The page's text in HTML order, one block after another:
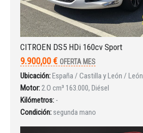
CITROEN DS5 HDi 160cv Sport
9.900,00 € OFERTA MES
Ubicación:España / Castilla y León / León
Motor:2.O cm³ 163.000, Diésel
Kilómetros: -
Condición: segunda mano